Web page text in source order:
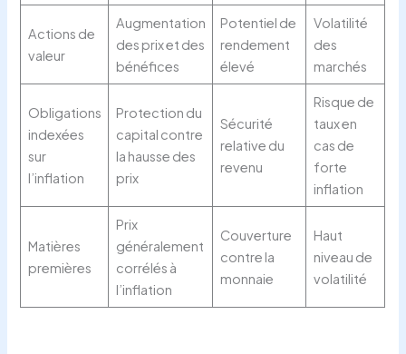
Actions de
valeur
Augmentation
des prix et des
bénéfices
Potentiel de
rendement
élevé
Volatilité
des
marchés
Obligations
indexées
sur
l’inflation
Protection du
capital contre
la hausse des
prix
Sécurité
relative du
revenu
Risque de
taux en
cas de
forte
inflation
Matières
premières
Prix
généralement
corrélés à
l’inflation
Couverture
contre la
monnaie
Haut
niveau de
volatilité